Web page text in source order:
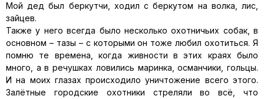
Мой дед был беркутчи, ходил с беркутом на волка, лис,
зайцев.
Также у него всегда было несколько охотничьих собак, в
основном – тазы – с которыми он тоже любил охотиться. Я
помню те времена, когда живности в этих краях было
много, а в речушках ловились маринка, османчики, гольцы.
И на моих глазах происходило уничтожение всего этого.
Залётные городские охотники стреляли во всё, что